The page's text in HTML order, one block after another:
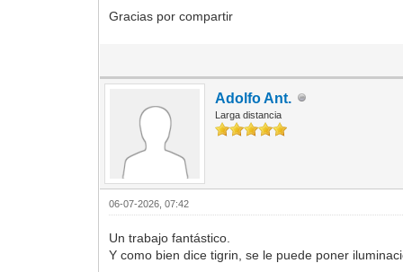
Gracias por compartir
Adolfo Ant.
Larga distancia
06-07-2026, 07:42
Un trabajo fantástico.
Y como bien dice tigrin, se le puede poner